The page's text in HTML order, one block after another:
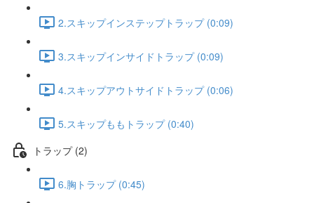
2.スキップインステップトラップ (0:09)
3.スキップインサイドトラップ (0:09)
4.スキップアウトサイドトラップ (0:06)
5.スキップももトラップ (0:40)
トラップ (2)
6.胸トラップ (0:45)